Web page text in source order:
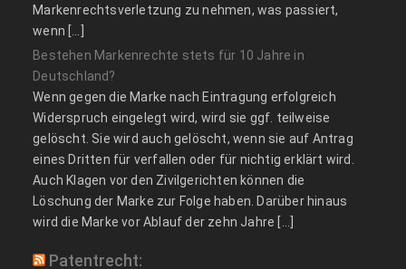
Markenrechtsverletzung zu nehmen, was passiert,
wenn […]
Bestehen Markenrechte stets für 10 Jahre in
Deutschland?
Wenn gegen die Marke nach Eintragung erfolgreich
Widerspruch eingelegt wird, wird sie ggf. teilweise
gelöscht. Sie wird auch gelöscht, wenn sie auf Antrag
eines Dritten für verfallen oder für nichtig erklärt wird.
Auch Klagen vor den Zivilgerichten können die
Löschung der Marke zur Folge haben. Darüber hinaus
wird die Marke vor Ablauf der zehn Jahre […]
Patentrecht: